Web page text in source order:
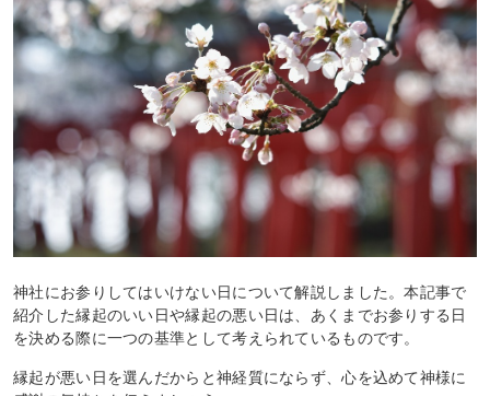
神社にお参りしてはいけない日について解説しました。本記事で
紹介した縁起のいい日や縁起の悪い日は、あくまでお参りする日
を決める際に一つの基準として考えられているものです。
縁起が悪い日を選んだからと神経質にならず、心を込めて神様に